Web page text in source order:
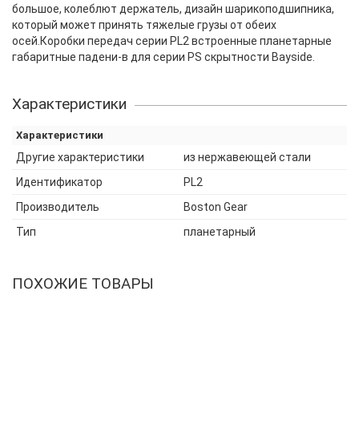
большое, колеблют держатель, дизайн шарикоподшипника,
который может принять тяжелые грузы от обеих
осей.Коробки передач серии PL2 встроенные планетарные
габаритные падени-в для серии PS скрытности Bayside.
Характеристики
Характеристики
Другие характеристики
из нержавеющей стали
Идентификатор
PL2
Производитель
Boston Gear
Тип
планетарный
ПОХОЖИЕ ТОВАРЫ